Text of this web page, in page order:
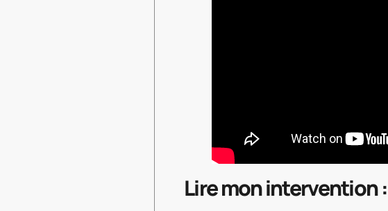
Lire mon intervention :